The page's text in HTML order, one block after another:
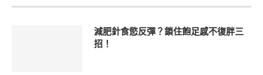
減肥針食慾反彈？鎖住飽足感不復胖三
招！